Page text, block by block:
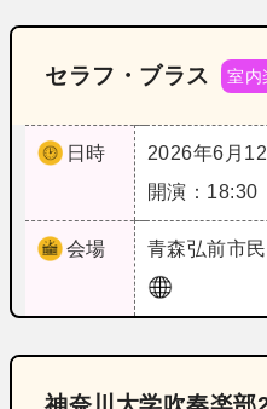
セラフ・ブラス 室内
日時
2026年6月12
開演：18:30
会場 青森弘前市